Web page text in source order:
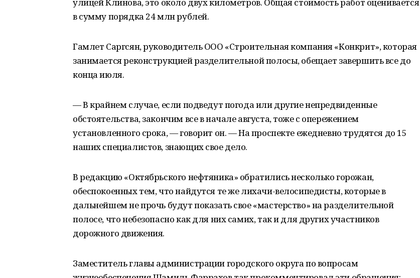
в сумму порядка 24 млн рублей.
Гамлет Саргсян, руководитель ООО «Строительная компания «Конкрит», которая
занимается реконструкцией разделительной полосы, обещает завершить все до
конца июля.
— В крайнем случае, если подведут погода или другие непредвиденные
обстоятельства, закончим все в начале августа, тоже с опережением
установленного срока, — говорит он. — На проспекте ежедневно трудятся до 15
наших специалистов, знающих свое дело.
В редакцию «Октябрьского нефтяника» обратились несколько горожан,
обеспокоенных тем, что найдутся те же лихачи-велосипедисты, которые в
дальнейшем не прочь будут показать свое «мастерство» на разделительной
полосе, что небезопасно как для них самих, так и для других участников
дорожного движения.
Заместитель главы администрации городского округа по вопросам